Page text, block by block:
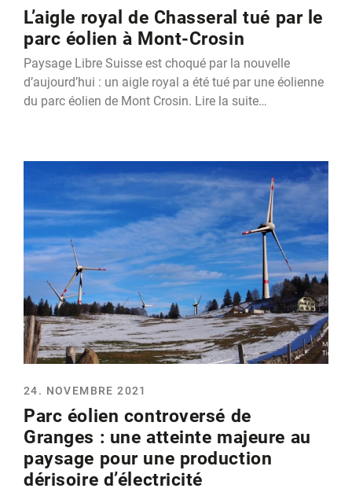
L’aigle royal de Chasseral tué par le
parc éolien à Mont-Crosin
Paysage Libre Suisse est choqué par la nouvelle
d’aujourd’hui : un aigle royal a été tué par une éolienne
du parc éolien de Mont Crosin. Lire la suite…
24. NOVEMBRE 2021
Parc éolien controversé de
Granges : une atteinte majeure au
paysage pour une production
dérisoire d’électricité